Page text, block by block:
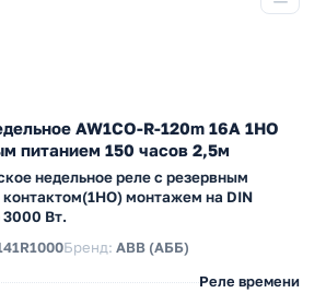
AW1CO-R-120m 16А 1НО
питанием 150 часов 2,5м
недельное реле с резервным
монтажем на DIN
Вт.
Бренд: ABB (АББ)
Реле времени